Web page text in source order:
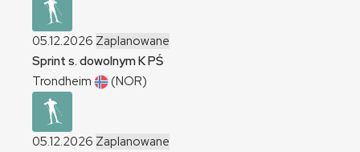
05.12.2026 Zaplanowane
Sprint s. dowolnymKPŚ
Trondheim
(NOR)
05.12.2026 Zaplanowane